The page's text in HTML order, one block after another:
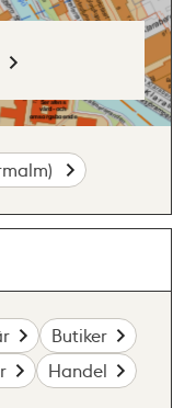
Butiker
Handel